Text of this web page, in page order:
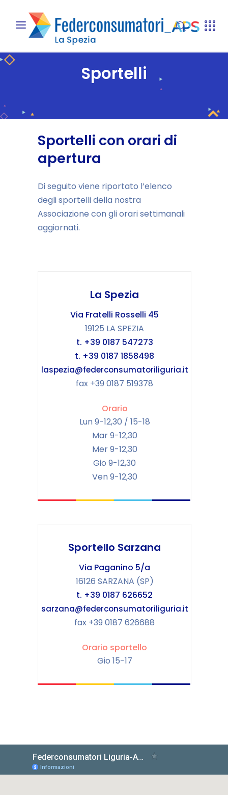
Sportelli
Sportelli con orari di
apertura
Di seguito viene riportato l’elenco
degli sportelli della nostra
Associazione con gli orari settimanali
aggiornati.
La Spezia
Via Fratelli Rosselli 45
19125 LA SPEZIA
t. +39 0187 547273
t. +39 0187 1858498
laspezia@federconsumatoriliguria.it
fax +39 0187 519378
Orario
Lun 9-12,30 / 15-18
Mar 9-12,30
Mer 9-12,30
Gio 9-12,30
Ven 9-12,30
Sportello Sarzana
Via Paganino 5/a
16126 SARZANA (SP)
t. +39 0187 626652
sarzana@federconsumatoriliguria.it
fax +39 0187 626688
Orario sportello
Gio 15-17